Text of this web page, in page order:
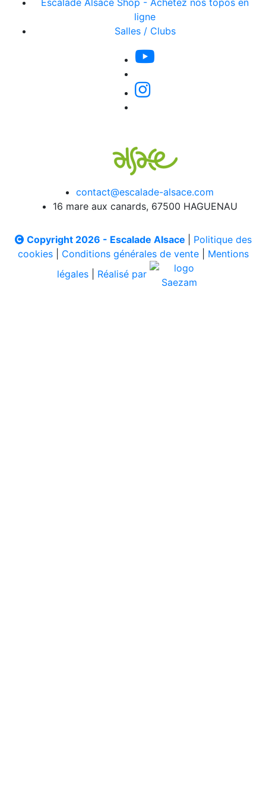
Escalade Alsace Shop - Achetez nos topos en
ligne
Salles / Clubs
contact@escalade-alsace.com
16 mare aux canards, 67500 HAGUENAU
Copyright 2026 - Escalade Alsace
Politique des
cookies| Conditions générales de vente| Mentions
légales
Réalisé par